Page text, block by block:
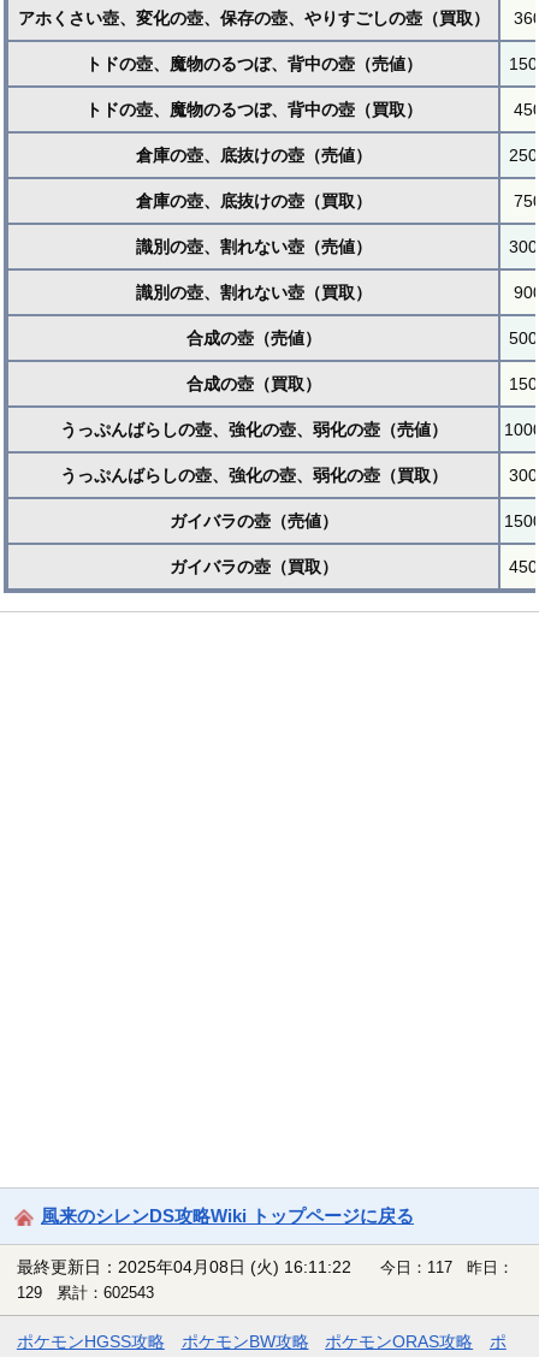
アホくさい壺、変化の壺、保存の壺、やりすごしの壺（買取）
トドの壺、魔物のるつぼ、背中の壺（売値）
トドの壺、魔物のるつぼ、背中の壺（買取）
倉庫の壺、底抜けの壺（売値）
倉庫の壺、底抜けの壺（買取）
識別の壺、割れない壺（売値）
識別の壺、割れない壺（買取）
合成の壺（売値）
合成の壺（買取）
うっぷんばらしの壺、強化の壺、弱化の壺（売値）
うっぷんばらしの壺、強化の壺、弱化の壺（買取）
ガイバラの壺（売値）
ガイバラの壺（買取）
風来のシレンDS攻略Wiki トップページに戻る
最終更新日：2025年04月08日 (火) 16:11:22
今日：117 昨日：
129 累計：602543
ポケモンHGSS攻略 ポケモンBW攻略 ポケモンORAS攻略 ポ